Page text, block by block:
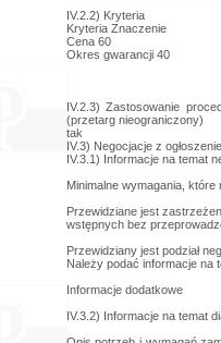
IV.2.2) Kryteria
Kryteria Znaczenie
Cena 60
Okres gwarancji 40
IV.2.3) Zastosowanie
(przetarg nieograniczony)
tak
IV.3) Negocjacje z
IV.3.1) Informacje na temat
Minimalne wymagania,
Przewidziane jest
wstępnych bez
Przewidziany jest podział
Należy podać informacje na
Informacje dodatkowe
IV.3.2) Informacje na temat